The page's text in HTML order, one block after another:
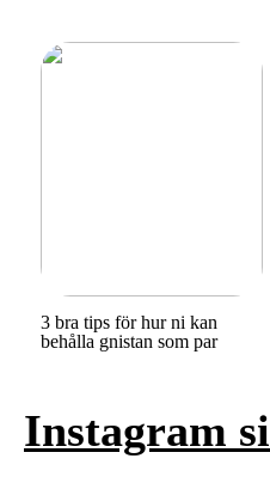
3 bra tips för hur ni kan
behålla gnistan som par
Instagram